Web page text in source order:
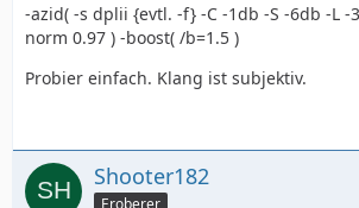
-azid( -s dplii {evtl. -f} -C -1db -S -6db -L -
norm 0.97 ) -boost( /b=1.5 )
Probier einfach. Klang ist subjektiv.
Shooter182
Eroberer